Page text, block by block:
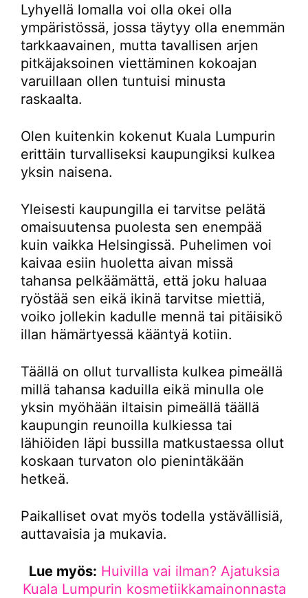
Lyhyellä lomalla voi olla okei olla
ympäristössä, jossa täytyy olla enemmän
tarkkaavainen, mutta tavallisen arjen
pitkäjaksoinen viettäminen kokoajan
varuillaan ollen tuntuisi minusta
raskaalta.
Olen kuitenkin kokenut Kuala Lumpurin
erittäin turvalliseksi kaupungiksi kulkea
yksin naisena.
Yleisesti kaupungilla ei tarvitse pelätä
omaisuutensa puolesta sen enempää
kuin vaikka Helsingissä. Puhelimen voi
kaivaa esiin huoletta aivan missä
tahansa pelkäämättä, että joku haluaa
ryöstää sen eikä ikinä tarvitse miettiä,
voiko jollekin kadulle mennä tai pitäisikö
illan hämärtyessä kääntyä kotiin.
Täällä on ollut turvallista kulkea pimeällä
millä tahansa kaduilla eikä minulla ole
yksin myöhään iltaisin pimeällä täällä
kaupungin reunoilla kulkiessa tai
lähiöiden läpi bussilla matkustaessa ollut
koskaan turvaton olo pienintäkään
hetkeä.
Paikalliset ovat myös todella ystävällisiä,
auttavaisia ja mukavia.
Lue myös: Huivilla vai ilman? Ajatuksia
Kuala Lumpurin kosmetiikkamainonnasta